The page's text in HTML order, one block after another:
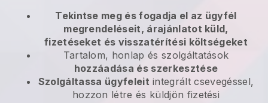
Tekintse meg és fogadja el az ügyfél
megrendeléseit, árajánlatot küld,
fizetéseket és visszatérítési költségeket
Tartalom, honlap és szolgáltatások
hozzáadása és szerkesztése
Szolgáltassa ügyfeleit integrált csevegéssel,
hozzon létre és küldjön fizetési